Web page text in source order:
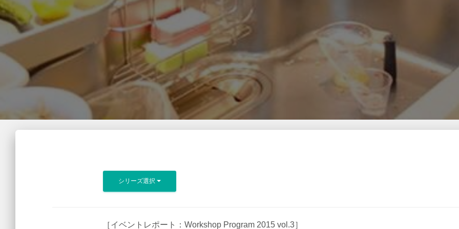
シリーズ選択
［イベントレポート：Workshop Program 2015 vol.3］